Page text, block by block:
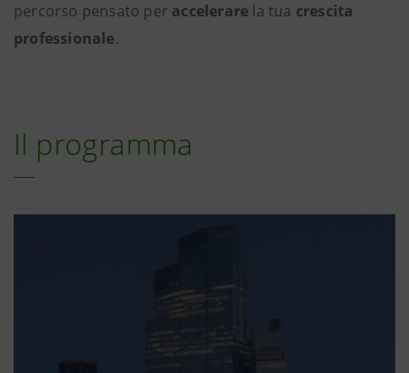
percorso pensato per accelerare la tua crescita
professionale.
Il programma